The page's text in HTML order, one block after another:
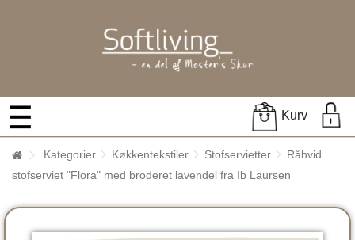
Kurv
Kategorier Køkkentekstiler Stofservietter
Råhvid
stofserviet "Flora" med broderet lavendel fra Ib Laursen